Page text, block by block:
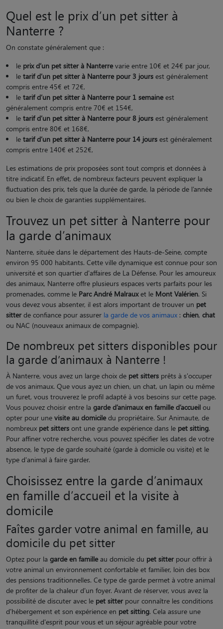
Quel est le prix d’un pet sitter à
Nanterre ?
On constate généralement que :
le prix d’un pet sitter à Nanterrevarie entre 10€ et 24€ par jour,
le tarif d’un pet sitter à Nanterre pour 3 jours est généralement
compris entre 45€ et 72€,
le tarif d’un pet sitter à Nanterre pour 1 semaineest
généralement compris entre 70€ et 154€,
le tarif d’un pet sitter à Nanterre pour 8 jours est généralement
compris entre 80€ et 168€,
le tarif d’un pet sitter à Nanterre pour 14 jours est généralement
compris entre 140€ et 252€,
Les estimations de prix proposées sont tout compris et données à
titre indicatif. En effet, de nombreux facteurs peuvent expliquer la
fluctuation des prix, tels que la durée de garde, la période de l’année
ou bien le choix de garanties supplémentaires.
Trouvez un pet sitter à Nanterre pour
la garde d’animaux
Nanterre, située dans le département des Hauts-de-Seine, compte
environ 95 000 habitants. Cette ville dynamique est connue pour son
université et son quartier d'affaires de La Défense. Pour les amoureux
des animaux, Nanterre offre plusieurs espaces verts parfaits pour les
promenades, comme le Parc André Malrauxet le Mont Valérien. Si
vous devez vous absenter, il est alors important de trouver un pet
sitterde confiance pour assurer la garde de vos animaux : chien, chat
ou NAC (nouveaux animaux de compagnie).
De nombreux pet sitters disponibles pour
la garde d’animaux à Nanterre !
À Nanterre, vous avez un large choix de pet sitters prêts à s'occuper
de vos animaux. Que vous ayez un chien, un chat, un lapin ou même
un furet, vous trouverez le profil adapté à vos besoins sur cette page.
Vous pouvez choisir entre la garde d’animaux en famille d’accueil ou
opter pour une visite au domiciledu propriétaire. Sur Animaute, de
nombreux pet sitters ont une grande expérience dans le pet sitting.
Pour affiner votre recherche, vous pouvez spécifier les dates de votre
absence, le type de garde souhaité (garde à domicile ou visite) et le
type d'animal à faire garder.
Choisissez entre la garde d’animaux
en famille d’accueil et la visite à
domicile
Faîtes garder votre animal en famille, au
domicile du pet sitter
Optez pour la garde en familleau domicile du pet sitterpour offrir à
votre animal un environnement confortable et familier, loin des box
des pensions traditionnelles. Ce type de garde permet à votre animal
de profiter de la chaleur d'un foyer. Avant de réserver, vous avez la
possibilité de discuter avec le pet sitterpour connaître les conditions
d'hébergement et son expérience en pet sitting. Cela assure une
tranquillité d'esprit pour vous et un séjour agréable pour votre